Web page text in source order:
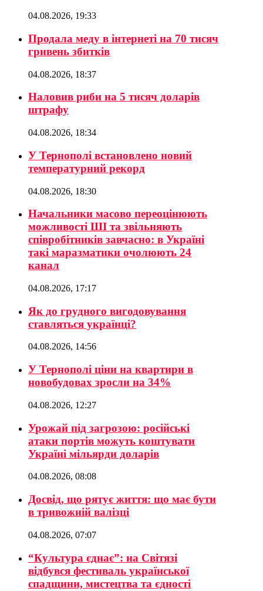
04.08.2026, 19:33
Продала меду в інтернеті на 70 тисяч
гривень збитків
04.08.2026, 18:37
Наловив риби на 5 тисяч доларів
штрафу
04.08.2026, 18:34
У Тернополі встановлено новий
температурний рекорд
04.08.2026, 18:30
Начальники масово переоцінюють
можливості ШІ та звільняють
співробітників завчасно: в Україні
такі маразматики очолюють 24
канал
04.08.2026, 17:17
Як до грудного вигодовування
ставляться українці?
04.08.2026, 14:56
У Тернополі ціни на квартири в
новобудовах зросли на 34%
04.08.2026, 12:27
Урожай під загрозою: російські
атаки портів можуть коштувати
Україні мільярди доларів
04.08.2026, 08:08
Досвід, що рятує життя: що має бути
в тривожній валізці
04.08.2026, 07:07
“Культура єднає”: на Світязі
відбувся фестиваль української
спадщини, мистецтва та єдності